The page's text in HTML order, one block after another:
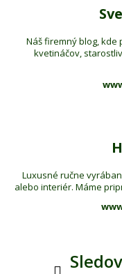
Náš firemný blog, kde
kvetináčov,
Luxusné ručne
alebo interiér. Máme